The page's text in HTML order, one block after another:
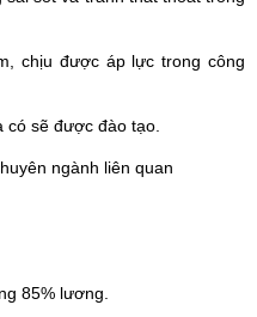
chịu được áp lực trong công
sẽ được đào tạo.
ngành liên quan
85% lương.